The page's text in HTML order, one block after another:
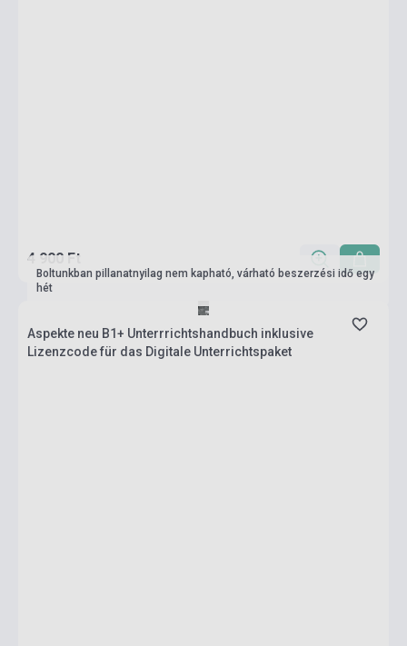
4 900 Ft
Boltunkban pillanatnyilag nem kapható, várható beszerzési idő egy
hét
Aspekte neu B1+ Unterrrichtshandbuch inklusive
Lizenzcode für das Digitale Unterrichtspaket